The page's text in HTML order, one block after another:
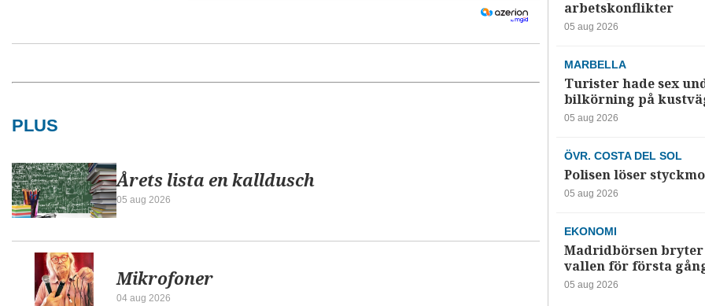
PLUS
Årets lista en kalldusch
05 aug 2026
Mikrofoner
04 aug 2026
arbetskonflikter
05 aug 2026
MARBELLA
Turister hade sex
bilkörning på
05 aug 2026
ÖVR. COSTA DEL SOL
Polisen löser
05 aug 2026
EKONOMI
Madridbörsen bryter
vallen för första
05 aug 2026